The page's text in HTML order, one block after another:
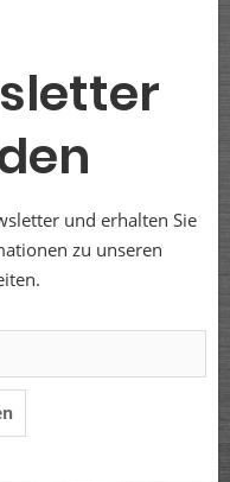
und erhalten Sie
zu unseren